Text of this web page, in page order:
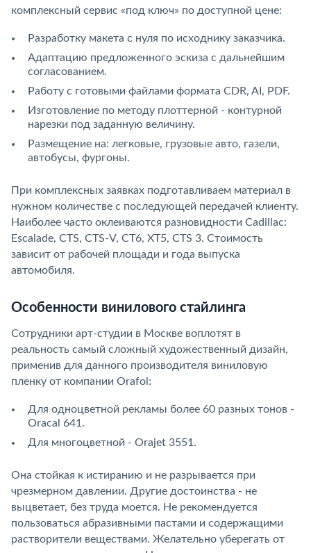
комплексный сервис «под ключ» по доступной цене:
Разработку макета с нуля по исходнику заказчика.
Адаптацию предложенного эскиза с дальнейшим
согласованием.
Работу с готовыми файлами формата CDR, AI, PDF.
Изготовление по методу плоттерной - контурной
нарезки под заданную величину.
Размещение на: легковые, грузовые авто, газели,
автобусы, фургоны.
При комплексных заявках подготавливаем материал в
нужном количестве с последующей передачей клиенту.
Наиболее часто оклеиваются разновидности Cadillac:
Escalade, CTS, CTS-V, CT6, XT5, CTS 3. Стоимость
зависит от рабочей площади и года выпуска
автомобиля.
Особенности винилового стайлинга
Сотрудники арт-студии в Москве воплотят в
реальность самый сложный художественный дизайн,
применив для данного производителя виниловую
пленку от компании Orafol:
Для одноцветной рекламы более 60 разных тонов -
Oracal 641.
Для многоцветной - Orajet 3551.
Она стойкая к истиранию и не разрывается при
чрезмерном давлении. Другие достоинства - не
выцветает, без труда моется. Не рекомендуется
пользоваться абразивными пастами и содержащими
растворители веществами. Желательно уберегать от